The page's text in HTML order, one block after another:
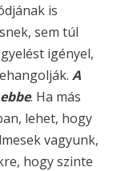
is
sem túl
igényel,
A
. Ha más
lehet, hogy
vagyunk,
hogy szinte